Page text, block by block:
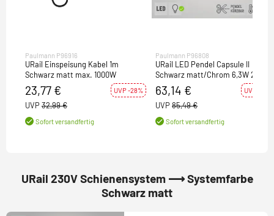
Paulmann P96916
URail Einspeisung Kabel 1m
Schwarz matt max. 1000W
23,77 € UVP -28%
UVP 32,99 €
Sofort versandfertig
Paulmann P96808
URail LED Pendel Capsule II
Schwarz matt/Chrom 6,3W 2700K
400lm dimmbar (LED fest verbaut)
63,14 € UVP -26%
UVP 85,49 €
Sofort versandfertig
URail 230V Schienensystem ⟶ Systemfarbe
Schwarz matt